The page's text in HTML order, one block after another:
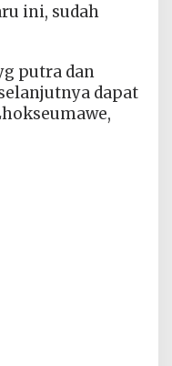
ini, sudah
putra dan
dapat